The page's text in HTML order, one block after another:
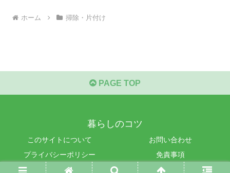
ホーム 掃除・片付け
PAGE TOP
暮らしのコツ
このサイトについて
お問い合わせ
プライバシーポリシー
免責事項